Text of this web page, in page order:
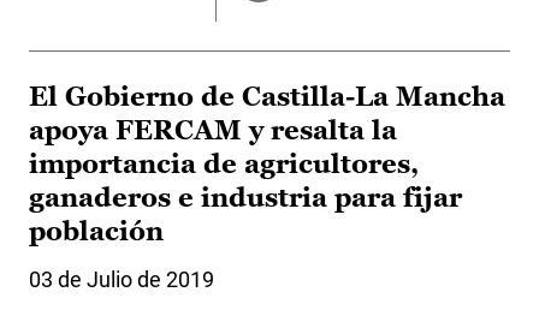
El Gobierno de Castilla-La Mancha
apoya FERCAM y resalta la
importancia de agricultores,
ganaderos e industria para fijar
población
03 de Julio de 2019